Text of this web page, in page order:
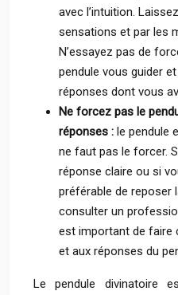
avec l’intuition.
sensations et par les
N’essayez pas de
pendule vous guider
réponses dont vous
Ne forcez pas le
réponses : le pendule
ne faut pas le forcer.
réponse claire ou si
préférable de reposer
consulter un
est important de faire
et aux réponses du
Le pendule divinatoire